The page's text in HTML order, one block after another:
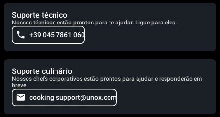
Suporte técnico
Nossos técnicos estão prontos para te ajudar. Ligue para eles.
+39 045 7861 060
Suporte culinário
Nossos chefs corporativos estão prontos para ajudar e responderão em
breve.
cooking.support@unox.com